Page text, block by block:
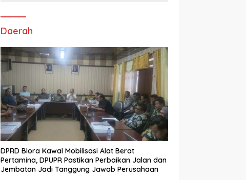
Daerah
DPRD Blora Kawal Mobilisasi Alat Berat
Pertamina, DPUPR Pastikan Perbaikan Jalan dan
Jembatan Jadi Tanggung Jawab Perusahaan